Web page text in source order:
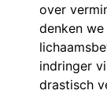
over
denken
indringer
drastisch